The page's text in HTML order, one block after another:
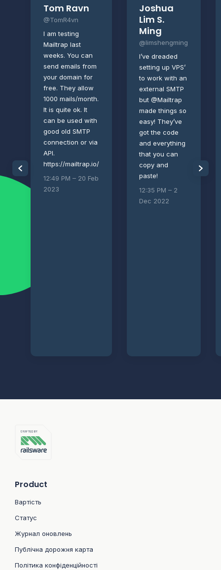
Tom Ravn
@TomR4vn
I am testing
Mailtrap last
weeks. You can
send emails from
your domain for
free. They allow
1000 mails/month.
It is quite ok. It
can be used with
good old SMTP
connection or via
API.
https://mailtrap.io/
12:49 PM – 20 Feb
2023
Joshua
Lim S.
Ming
@limshengming
I’ve dreaded
setting up VPS’
to work with an
external SMTP
but @Mailtrap
made things so
easy! They’ve
got the code
and everything
that you can
copy and
paste!
12:35 PM – 2
Dec 2022
Product
Вартість
Статус
Журнал оновлень
Публічна дорожня карта
Політика конфіденційності